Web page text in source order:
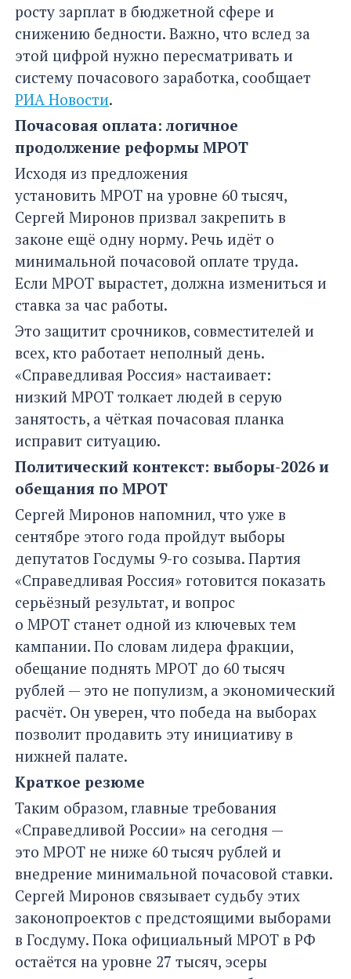
росту зарплат в бюджетной сфере и
снижению бедности. Важно, что вслед за
этой цифрой нужно пересматривать и
систему почасового заработка, сообщает
РИА Новости.
Почасовая оплата: логичное
продолжение реформы МРОТ
Исходя из предложения
установить МРОТ на уровне 60 тысяч,
Сергей Миронов призвал закрепить в
законе ещё одну норму. Речь идёт о
минимальной почасовой оплате труда.
Если МРОТ вырастет, должна измениться и
ставка за час работы.
Это защитит срочников, совместителей и
всех, кто работает неполный день.
«Справедливая Россия» настаивает:
низкий МРОТ толкает людей в серую
занятость, а чёткая почасовая планка
исправит ситуацию.
Политический контекст: выборы-2026 и
обещания по МРОТ
Сергей Миронов напомнил, что уже в
сентябре этого года пройдут выборы
депутатов Госдумы 9-го созыва. Партия
«Справедливая Россия» готовится показать
серьёзный результат, и вопрос
о МРОТ станет одной из ключевых тем
кампании. По словам лидера фракции,
обещание поднять МРОТ до 60 тысяч
рублей — это не популизм, а экономический
расчёт. Он уверен, что победа на выборах
позволит продавить эту инициативу в
нижней палате.
Краткое резюме
Таким образом, главные требования
«Справедливой России» на сегодня —
это МРОТ не ниже 60 тысяч рублей и
внедрение минимальной почасовой ставки.
Сергей Миронов связывает судьбу этих
законопроектов с предстоящими выборами
в Госдуму. Пока официальный МРОТ в РФ
остаётся на уровне 27 тысяч, эсеры